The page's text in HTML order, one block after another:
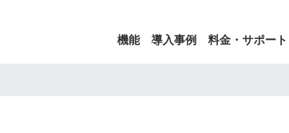
機能 導入事例 料金・サポート